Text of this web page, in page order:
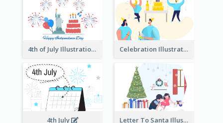
4th of July Illustration Celebration Illustration
4th July Letter To Santa Illustration